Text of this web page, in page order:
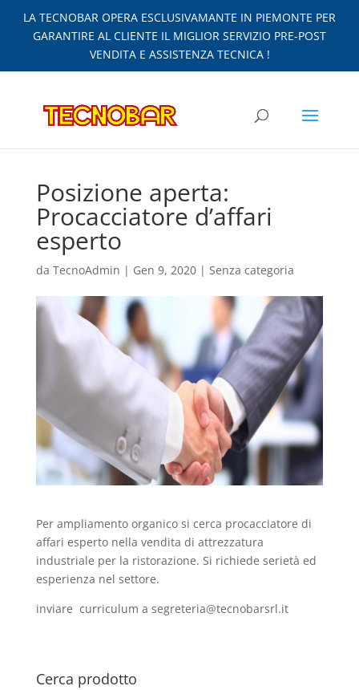
LA TECNOBAR OPERA ESCLUSIVAMANTE IN PIEMONTE PER
GARANTIRE AL CLIENTE IL MIGLIOR SERVIZIO PRE-POST
VENDITA E ASSISTENZA TECNICA !
Posizione aperta:
Procacciatore d’affari
esperto
da TecnoAdmin | Gen 9, 2020| Senza categoria
Per ampliamento organico si cerca procacciatore di
affari esperto nella vendita di attrezzatura
industriale per la ristorazione. Si richiede serietà ed
esperienza nel settore.
inviare curriculum a segreteria@tecnobarsrl.it
Cerca prodotto